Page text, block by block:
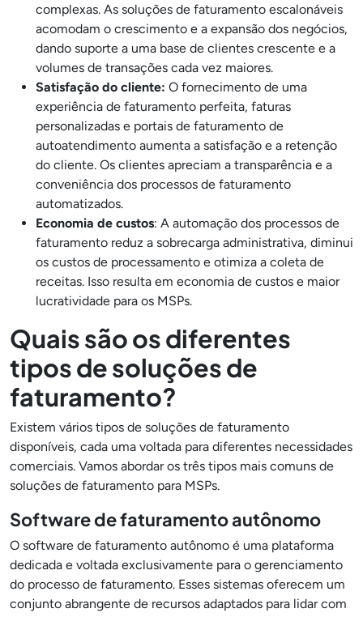
complexas. As soluções de faturamento escalonáveis
acomodam o crescimento e a expansão dos negócios,
dando suporte a uma base de clientes crescente e a
volumes de transações cada vez maiores.
Satisfação do cliente: O fornecimento de uma
experiência de faturamento perfeita, faturas
personalizadas e portais de faturamento de
autoatendimento aumenta a satisfação e a retenção
do cliente. Os clientes apreciam a transparência e a
conveniência dos processos de faturamento
automatizados.
Economia de custos: A automação dos processos de
faturamento reduz a sobrecarga administrativa, diminui
os custos de processamento e otimiza a coleta de
receitas. Isso resulta em economia de custos e maior
lucratividade para os MSPs.
Quais são os diferentes
tipos de soluções de
faturamento?
Existem vários tipos de soluções de faturamento
disponíveis, cada uma voltada para diferentes necessidades
comerciais. Vamos abordar os três tipos mais comuns de
soluções de faturamento para MSPs.
Software de faturamento autônomo
O software de faturamento autônomo é uma plataforma
dedicada e voltada exclusivamente para o gerenciamento
do processo de faturamento. Esses sistemas oferecem um
conjunto abrangente de recursos adaptados para lidar com